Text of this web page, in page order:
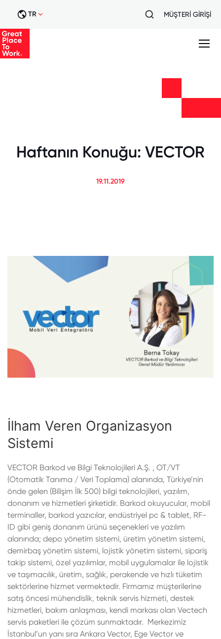
TR MÜŞTERİ GİRİŞİ
Haftanın Konuğu: VECTOR
19.11.2019
İlham Veren Organizasyon
Sistemi
VECTOR Barkod ve Bilgi Teknolojileri A.Ş. , OT/VT
(Otomatik Tanıma / Veri Toplama) alanında, Türkiye’nin
önde gelen (Bilişim İlk 500) bilgi teknolojileri, yazılım,
donanım ve hizmetleri şirketidir. Barkod okuyucular, mobil
terminaller, barkod yazıcılar, endüstriyel pc & tablet, RF-
ID gibi geniş donanım ürünü seçenekleri ve yazılım
alanında; depo yönetim sistemi, üretim yönetim sistemi,
demirbaş yönetim sistemi, lojistik yönetim sistemi, sipariş
takip sistemi, özel yazılımlar, mobil uygulamalar ile lojistik
ve taşımacılık, üretim, sağlık, perakende ve hızlı tüketim
sektörlerine hizmet vermektedir. Firmamız müşterilerine
satış öncesi mühendislik, teknik servis hizmeti, destek
hizmetleri, bakım anlaşması, kendi markası olan Vectech
servis paketleri ile çözüm sunmaktadır. Merkezimiz
İstanbul’un yanı sıra Ankara Vector, Ege Vector ve